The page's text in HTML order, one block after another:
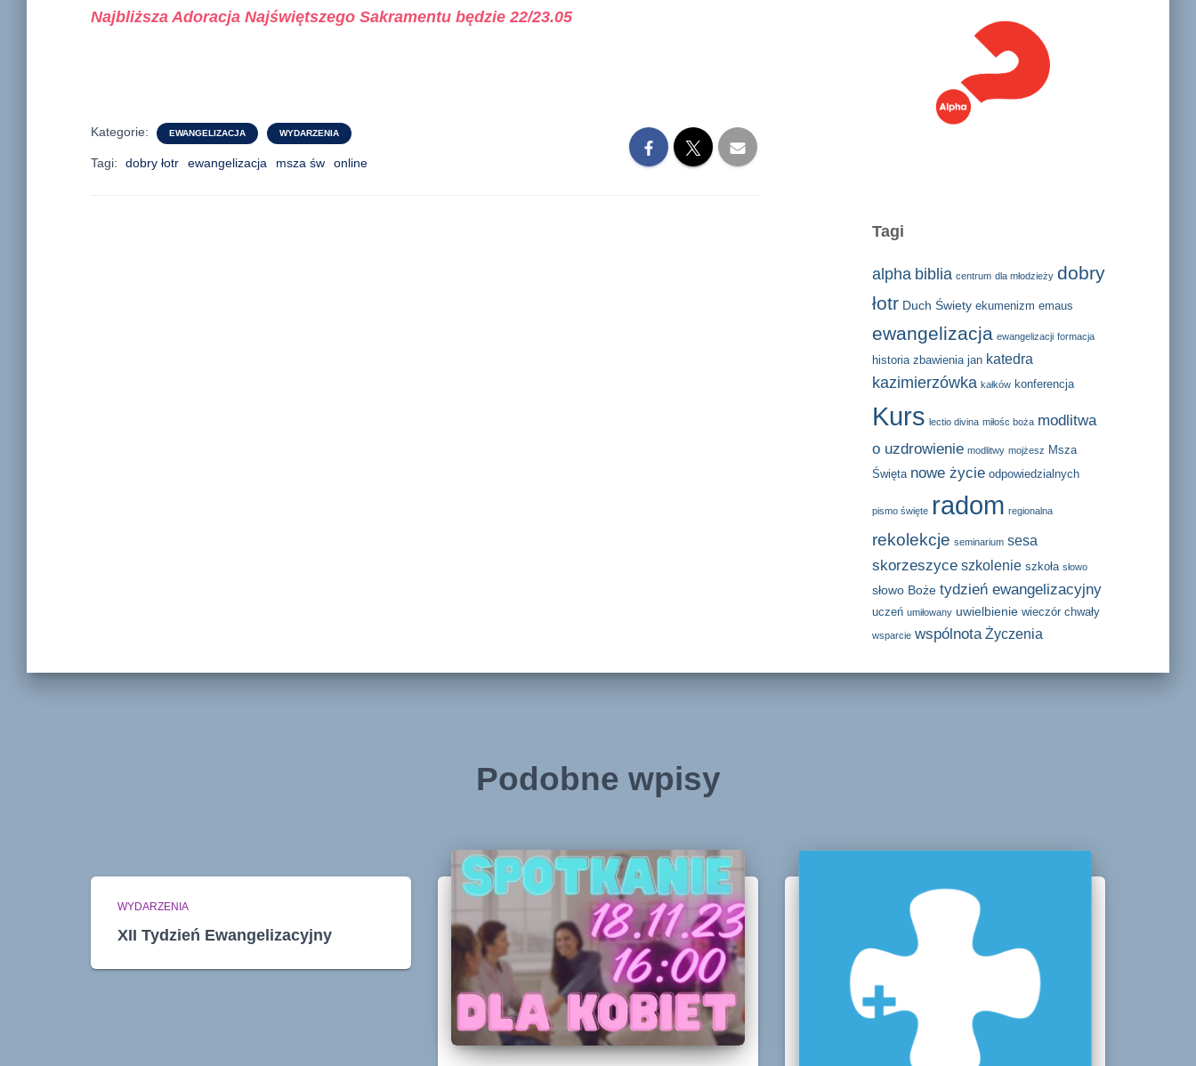
Najbliższa Adoracja Najświętszego Sakramentu będzie 22/23.05
Kategorie: EWANGELIZACJA WYDARZENIA
Tagi: dobry łotr ewangelizacja msza św online
Tagi
alpha biblia centrum dla młodzieży dobry
łotr Duch Świety ekumenizm emaus
ewangelizacja ewangelizacji formacja
historia zbawienia jan katedra
kazimierzówka kałków konferencja
Kurs lectio divina miłośc boża modlitwa
o uzdrowienie modlitwy mojżesz Msza
Święta nowe życie odpowiedzialnych
pismo święte radom regionalna
rekolekcje seminarium sesa
skorzeszyce szkolenie szkoła słowo
słowo Boże tydzień ewangelizacyjny
uczeń umiłowany uwielbienie wieczór chwały
wsparcie wspólnota Życzenia
Podobne wpisy
WYDARZENIA
XII Tydzień Ewangelizacyjny